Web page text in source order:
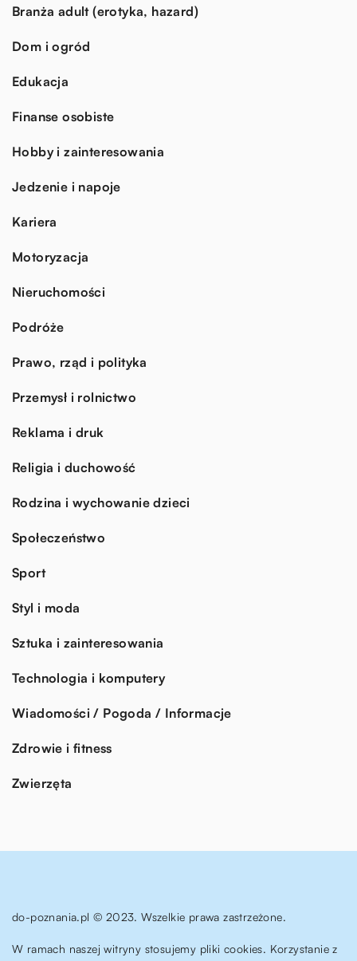
Branża adult (erotyka, hazard)
Dom i ogród
Edukacja
Finanse osobiste
Hobby i zainteresowania
Jedzenie i napoje
Kariera
Motoryzacja
Nieruchomości
Podróże
Prawo, rząd i polityka
Przemysł i rolnictwo
Reklama i druk
Religia i duchowość
Rodzina i wychowanie dzieci
Społeczeństwo
Sport
Styl i moda
Sztuka i zainteresowania
Technologia i komputery
Wiadomości / Pogoda / Informacje
Zdrowie i fitness
Zwierzęta
do-poznania.pl © 2023. Wszelkie prawa zastrzeżone.
W ramach naszej witryny stosujemy pliki cookies. Korzystanie z